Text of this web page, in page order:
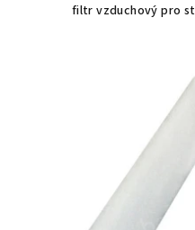
filtr vzduchový pro